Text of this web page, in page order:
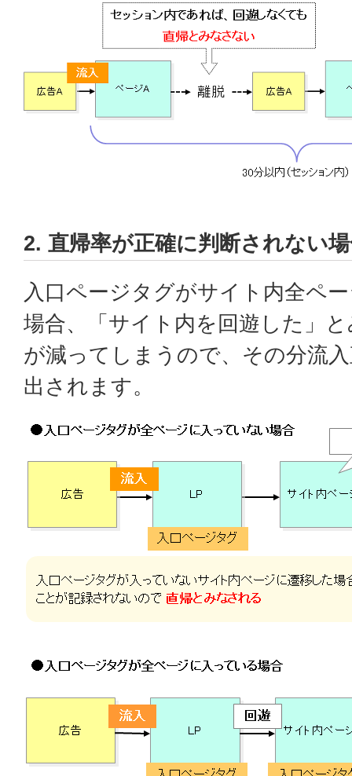
2. 直帰率が正確に判断されない
入口ページタグがサイト内全ペ
場合、「サイト内を回遊した」
が減ってしまうので、その分流
出されます。